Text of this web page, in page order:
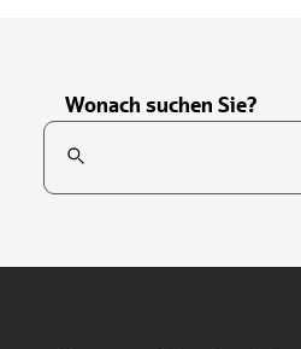
Wonach suchen Sie?
Suchfeld